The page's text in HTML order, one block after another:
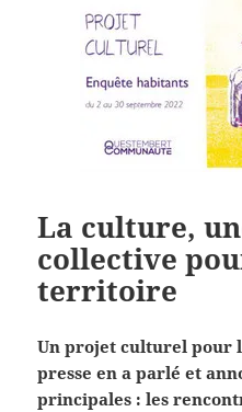
La culture,
collective
territoire
Un projet culturel pour
presse en a parlé et
principales : les